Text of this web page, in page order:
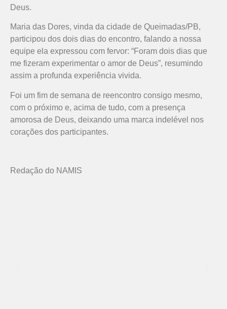
Deus.
Maria das Dores, vinda da cidade de Queimadas/PB,
participou dos dois dias do encontro, falando a nossa
equipe ela expressou com fervor: “Foram dois dias que
me fizeram experimentar o amor de Deus”, resumindo
assim a profunda experiência vivida.
Foi um fim de semana de reencontro consigo mesmo,
com o próximo e, acima de tudo, com a presença
amorosa de Deus, deixando uma marca indelével nos
corações dos participantes.
Redação do NAMIS